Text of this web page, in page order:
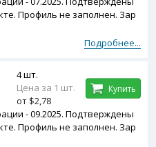
Профиль не заполнен. Зар
Подробнее...
- 09.2025. Подтверждены
Профиль не заполнен. Зар
4 шт.
Цена за 1 шт.
от $2,78
Купить